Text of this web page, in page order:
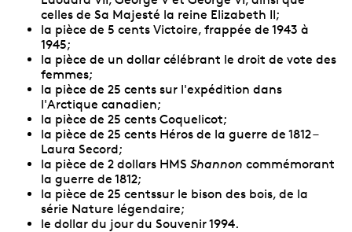
celles de Sa Majesté la reine Elizabeth II;
la pièce de 5 cents Victoire, frappée de 1943 à
1945;
la pièce de un dollar célébrant le droit de vote des
femmes;
la pièce de 25 cents sur l'expédition dans
l'Arctique canadien;
la pièce de 25 cents Coquelicot;
la pièce de 25 cents Héros de la guerre de 1812 –
Laura Secord;
la pièce de 2 dollars HMS Shannon commémorant
la guerre de 1812;
la pièce de 25 centssur le bison des bois, de la
série Nature légendaire;
le dollar du jour du Souvenir 1994.